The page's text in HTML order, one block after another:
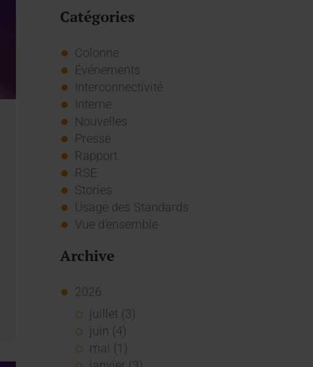
Catégories
Colonne
Événements
Interconnectivité
Interne
Nouvelles
Presse
Rapport
RSE
Stories
Usage des Standards
Vue d'ensemble
Archive
2026
juillet (3)
juin (4)
mai (1)